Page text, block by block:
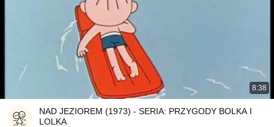
8:38
NAD JEZIOREM (1973) - SERIA: PRZYGODY BOLKA I
LOLKA